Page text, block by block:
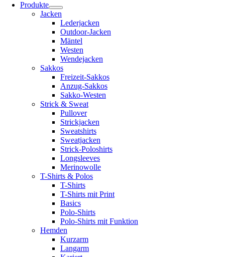
Produkte
Jacken
Lederjacken
Outdoor-Jacken
Mäntel
Westen
Wendejacken
Sakkos
Freizeit-Sakkos
Anzug-Sakkos
Sakko-Westen
Strick & Sweat
Pullover
Strickjacken
Sweatshirts
Sweatjacken
Strick-Poloshirts
Longsleeves
Merinowolle
T-Shirts & Polos
T-Shirts
T-Shirts mit Print
Basics
Polo-Shirts
Polo-Shirts mit Funktion
Hemden
Kurzarm
Langarm